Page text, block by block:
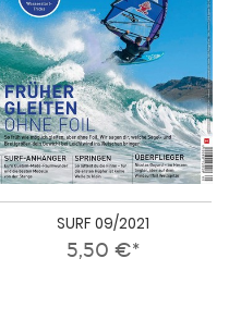
SURF 09/2021
5,50 €*